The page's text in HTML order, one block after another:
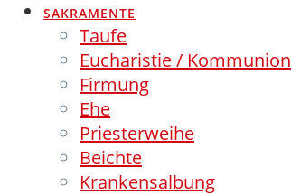
SAKRAMENTE
Taufe
Eucharistie / Kommunion
Firmung
Ehe
Priesterweihe
Beichte
Krankensalbung